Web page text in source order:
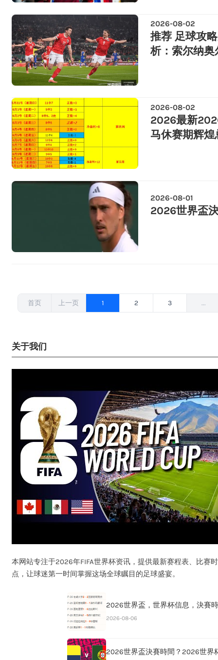
2026-08-02
推荐 足球攻
析：索尔纳
2026-08-02
2026最新
马休赛期辉
2026-08-01
2026世界盃
文
章
页
首页 上一页 1 2 3 ...
关于我们
本网站专注于2026年FIFA世界杯资讯，提供最新赛程表、比赛
点，让球迷第一时间掌握这场全球瞩目的足球盛宴。
2026世界盃，世界杯信息，決賽
2026-08-06
2026世界盃決賽時間？2026世界